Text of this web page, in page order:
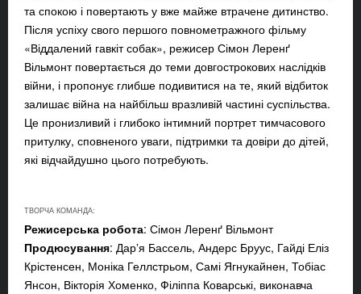
та спокою і повертають у вже майже втрачене дитинство.
Після успіху свого першого повнометражного фільму
«Віддалений гавкіт собак», режисер Сімон Леренґ
Вільмонт повертається до теми довгострокових наслідків
війни, і пропонує глибше подивитися на те, який відбиток
залишає війна на найбільш вразливій частині суспільства.
Це пронизливий і глибоко інтимний портрет тимчасового
притулку, сповненого уваги, підтримки та довіри до дітей,
які відчайдушно цього потребують.
ТВОРЧА КОМАНДА:
Режисерська робота: Сімон Леренґ Вільмонт
Продюсування: Дарʼя Бассель, Андерс Бруус, Гайді Еліз
Крістенсен, Моніка Геллстрьом, Самі Ягнукайнен, Тобіас
Янсон, Вікторія Хоменко, Філіппа Коварські, виконавча